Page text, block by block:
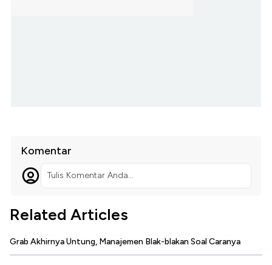
Komentar
Tulis Komentar Anda...
Related Articles
Grab Akhirnya Untung, Manajemen Blak-blakan Soal Caranya